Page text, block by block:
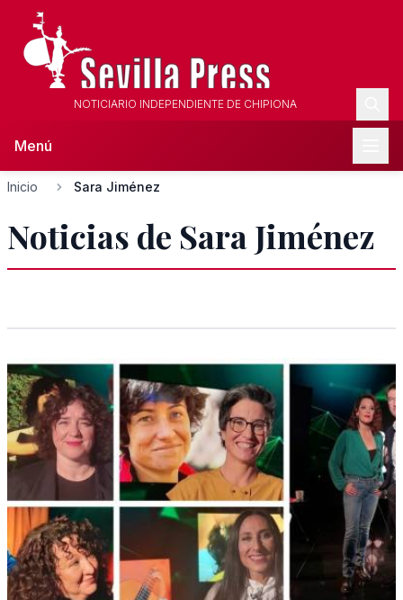
NOTICIARIO INDEPENDIENTE DE CHIPIONA
Menú
Inicio Sara Jiménez
Noticias de Sara Jiménez